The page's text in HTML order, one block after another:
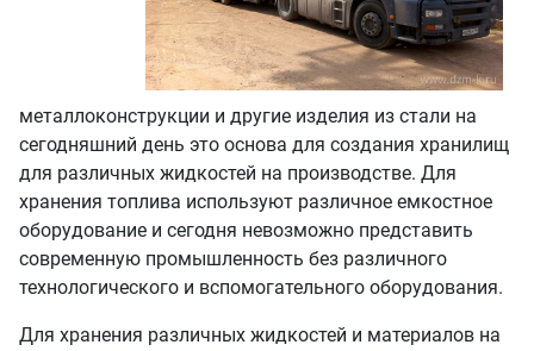
металлоконструкции и другие изделия из стали на
сегодняшний день это основа для создания хранилищ
для различных жидкостей на производстве. Для
хранения топлива используют различное емкостное
оборудование и сегодня невозможно представить
современную промышленность без различного
технологического и вспомогательного оборудования.
Для хранения различных жидкостей и материалов на